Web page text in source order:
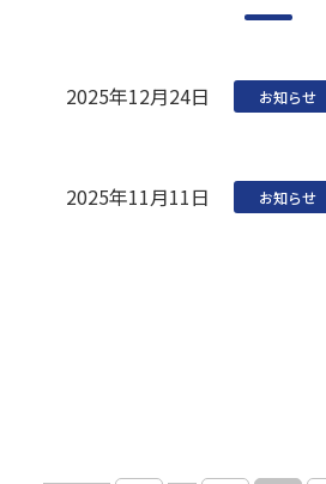
2025年12月24日 お知らせ
2025年11月11日 お知らせ